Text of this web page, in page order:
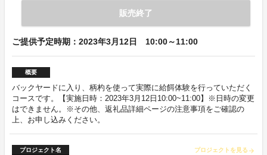
販売終了
ご提供予定時期：2023年3月12日 10:00～11:00
概要
バックヤードに入り、柄杓を使って実際に給餌体験を行っていただく
コースです。【実施日時：2023年3月12日10:00~11:00】※日時の変更
はできません。※その他、返礼品詳細ページの注意事項をご確認の
上、お申し込みください。
プロジェクト名 プロジェクトを見る arrow_forward